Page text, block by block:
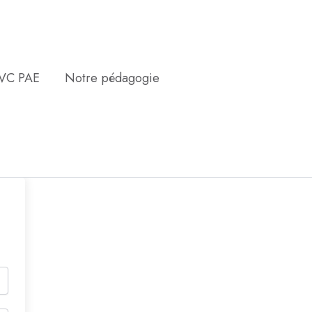
PAE Notre pédagogie